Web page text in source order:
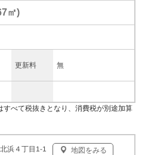
㎡)
更新料 無
浜４丁目1-1 地図をみる
べて税抜きとなり、消費税が別途加算